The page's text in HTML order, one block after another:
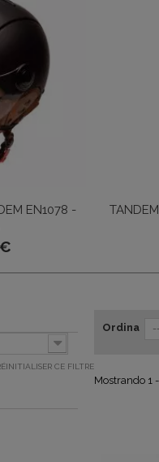
EN1078 -
CE FILTRE
Ordina
Mostrando 1